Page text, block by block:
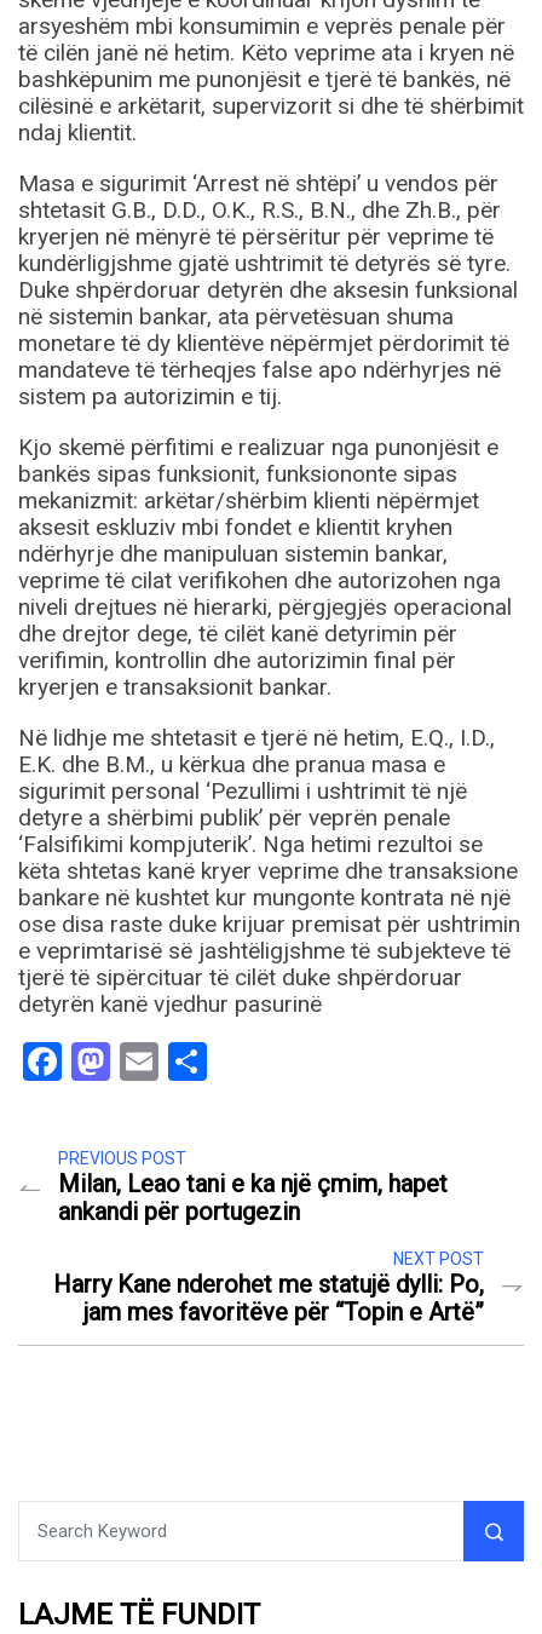
arsyeshëm mbi konsumimin e veprës penale për
të cilën janë në hetim. Këto veprime ata i kryen në
bashkëpunim me punonjësit e tjerë të bankës, në
cilësinë e arkëtarit, supervizorit si dhe të shërbimit
ndaj klientit.
Masa e sigurimit ‘Arrest në shtëpi’ u vendos për
shtetasit G.B., D.D., O.K., R.S., B.N., dhe Zh.B., për
kryerjen në mënyrë të përsëritur për veprime të
kundërligjshme gjatë ushtrimit të detyrës së tyre.
Duke shpërdoruar detyrën dhe aksesin funksional
në sistemin bankar, ata përvetësuan shuma
monetare të dy klientëve nëpërmjet përdorimit të
mandateve të tërheqjes false apo ndërhyrjes në
sistem pa autorizimin e tij.
Kjo skemë përfitimi e realizuar nga punonjësit e
bankës sipas funksionit, funksiononte sipas
mekanizmit: arkëtar/shërbim klienti nëpërmjet
aksesit eskluziv mbi fondet e klientit kryhen
ndërhyrje dhe manipuluan sistemin bankar,
veprime të cilat verifikohen dhe autorizohen nga
niveli drejtues në hierarki, përgjegjës operacional
dhe drejtor dege, të cilët kanë detyrimin për
verifimin, kontrollin dhe autorizimin final për
kryerjen e transaksionit bankar.
Në lidhje me shtetasit e tjerë në hetim, E.Q., I.D.,
E.K. dhe B.M., u kërkua dhe pranua masa e
sigurimit personal ‘Pezullimi i ushtrimit të një
detyre a shërbimi publik’ për veprën penale
‘Falsifikimi kompjuterik’. Nga hetimi rezultoi se
këta shtetas kanë kryer veprime dhe transaksione
bankare në kushtet kur mungonte kontrata në një
ose disa raste duke krijuar premisat për ushtrimin
e veprimtarisë së jashtëligjshme të subjekteve të
tjerë të sipërcituar të cilët duke shpërdoruar
detyrën kanë vjedhur pasurinë
Facebook
Mastodon
Email
PREVIOUS POST
Milan, Leao tani e ka një çmim, hapet
ankandi për portugezin
NEXT POST
Harry Kane nderohet me statujë dylli: Po,
jam mes favoritëve për “Topin e Artë”
LAJME TË FUNDIT